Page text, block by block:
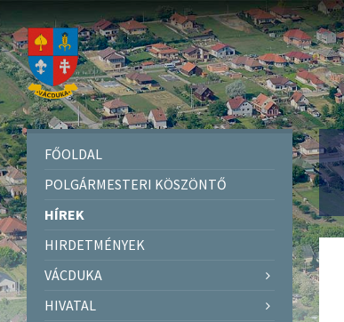
FŐOLDAL
POLGÁRMESTERI KÖSZÖNTŐ
HÍREK
HIRDETMÉNYEK
VÁCDUKA
HIVATAL